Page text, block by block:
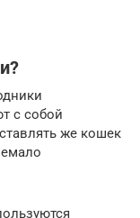
с собой
же кошек